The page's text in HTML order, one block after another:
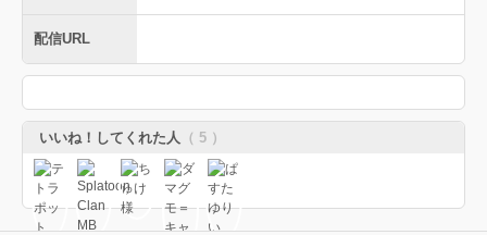
配信URL
いいね！してくれた人 （ 5 ）